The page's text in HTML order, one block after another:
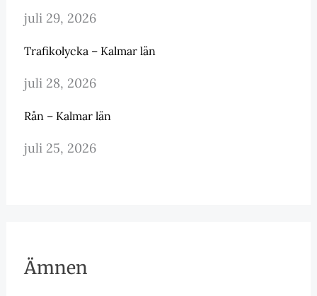
juli 29, 2026
Trafikolycka – Kalmar län
juli 28, 2026
Rån – Kalmar län
juli 25, 2026
Ämnen